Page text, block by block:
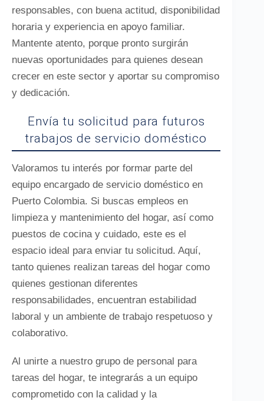
responsables, con buena actitud, disponibilidad
horaria y experiencia en apoyo familiar.
Mantente atento, porque pronto surgirán
nuevas oportunidades para quienes desean
crecer en este sector y aportar su compromiso
y dedicación.
Envía tu solicitud para futuros
trabajos de servicio doméstico
Valoramos tu interés por formar parte del
equipo encargado de servicio doméstico en
Puerto Colombia. Si buscas empleos en
limpieza y mantenimiento del hogar, así como
puestos de cocina y cuidado, este es el
espacio ideal para enviar tu solicitud. Aquí,
tanto quienes realizan tareas del hogar como
quienes gestionan diferentes
responsabilidades, encuentran estabilidad
laboral y un ambiente de trabajo respetuoso y
colaborativo.
Al unirte a nuestro grupo de personal para
tareas del hogar, te integrarás a un equipo
comprometido con la calidad y la